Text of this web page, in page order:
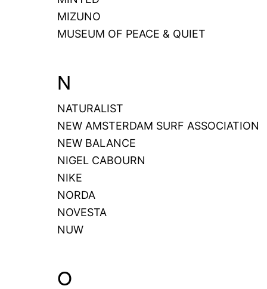
MIZUNO
MUSEUM OF PEACE & QUIET
N
NATURALIST
NEW AMSTERDAM SURF ASSOCIATION
NEW BALANCE
NIGEL CABOURN
NIKE
NORDA
NOVESTA
NUW
O